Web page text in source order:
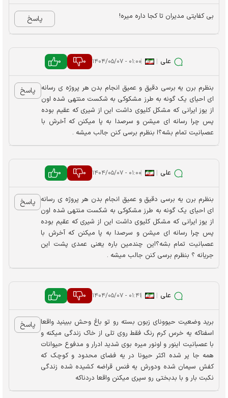
بی ‌کفایتی مدیران تا کجا داره میره! پاسخ
علی |
|۰۱:۰۰ - ۱۴۰۴/۰۵/۰۷ 0
0
بنظرم برن یه برسی دقیق و عمیق انجام بدن هر پروژه ی رسانه
ای احیای یک‌ گونه به طرز مشکوکی به شکست منتهی شده اون
از یوز ایرانی که مشکل کلیوی داشت این از شیری که عقیم بوده
پس چرا رسانه ای میشن و سرصدا به پا میکنن که آخرش با
عصبانیت تمام بشه؟ا بنظرم برسی کنن جالب میشه .
پاسخ
علی |
|۰۱:۰۰ - ۱۴۰۴/۰۵/۰۷ 0
0
بنظرم برن یه برسی دقیق و عمیق انجام بدن هر پروژه ی رسانه
ای احیای یک‌ گونه به طرز مشکوکی به شکست منتهی شده اون
از یوز ایرانی که مشکل کلیوی داشت این از شیری که عقیم بوده
پس چرا رسانه ای میشن و سرصدا به پا میکنن که آخرش با
عصبانیت تمام بشه؟این چندمین باره یعنی عمدی پشت این
جریانه ؟ بنظرم برسی کنن جالب میشه .
پاسخ
علی |
|۰۱:۴۱ - ۱۴۰۴/۰۵/۰۷ 0
0
برید وضعیت حیوونای زبون بسته رو تو باغ وحش ببینید واقعا
اسفناکه یه خرس کرم رنگ فقط روی تلی از خاک زندگی میکنه و
با عصبانیت اینور و اونور میره بوی شدید ادرار و مدفوع حیوانات
همه جا پر شده اکثر حیونا در یه فضای محدود و کوچک که
کفش سیمان شده ودورش یه فنس قراضه کشیده شده زندگی
نکبت بار و با بدبختی رو سپری میکنن واقعا دردناکه
پاسخ